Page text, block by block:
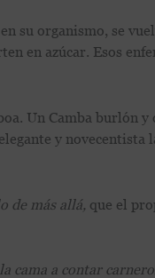
su organismo, se
en azúcar. Esos
Un Camba burlón y
y novecentista
de más allá, que el
a contar